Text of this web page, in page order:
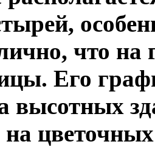
что на
Его
высотных
на